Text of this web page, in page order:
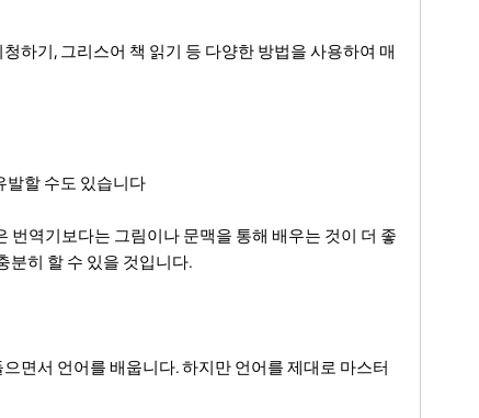
하기, 그리스어 책 읽기 등 다양한 방법을 사용하여 매
발할 수도 있습니다
번역기보다는 그림이나 문맥을 통해 배우는 것이 더 좋
분히 할 수 있을 것입니다.
면서 언어를 배웁니다. 하지만 언어를 제대로 마스터